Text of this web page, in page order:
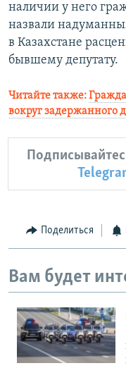
наличии у него
назвали
в Казахстане
бывшему депутату.
Читайте также:
вокруг задержанного
Поделиться
Вам будет